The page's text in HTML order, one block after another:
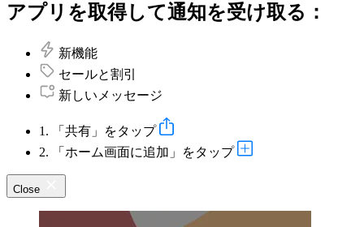
アプリを取得して通知を受け取る：
新機能
セールと割引
新しいメッセージ
1. 「共有」をタップ
2. 「ホーム画面に追加」をタップ
Close